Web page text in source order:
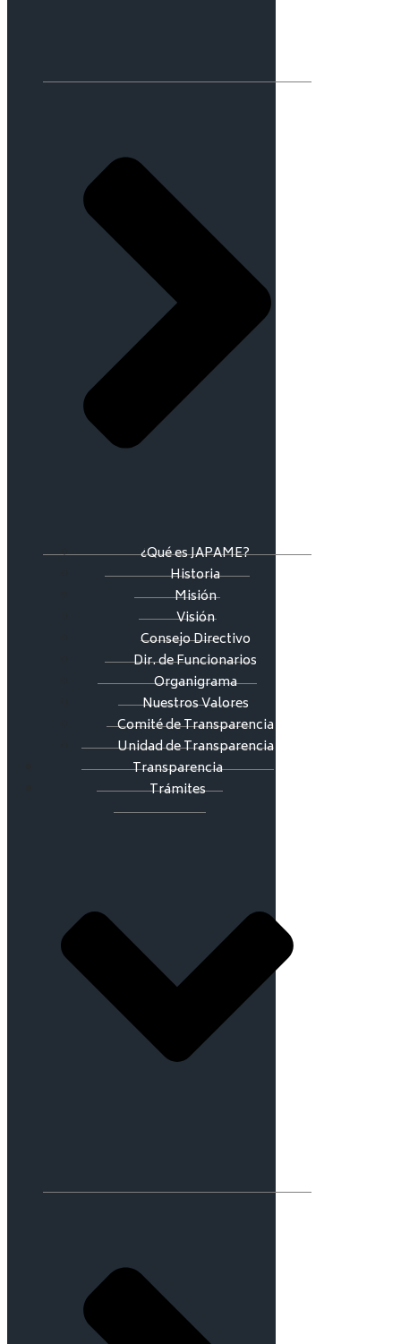
¿Qué es JAPAME?
Historia
Misión
Visión
Consejo Directivo
Dir. de Funcionarios
Organigrama
Nuestros Valores
Comité de Transparencia
Unidad de Transparencia
Transparencia
Trámites